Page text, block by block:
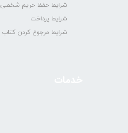
شرایط حفظ حریم شخصی
شرایط پرداخت
شرایط مرجوع کردن کتاب